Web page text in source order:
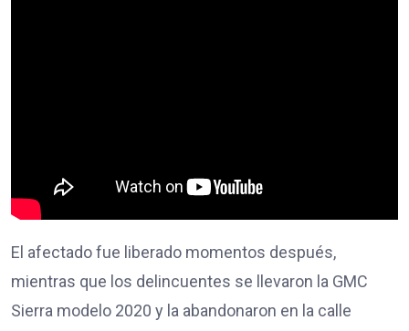
El afectado fue liberado momentos después,
mientras que los delincuentes se llevaron la GMC
Sierra modelo 2020 y la abandonaron en la calle